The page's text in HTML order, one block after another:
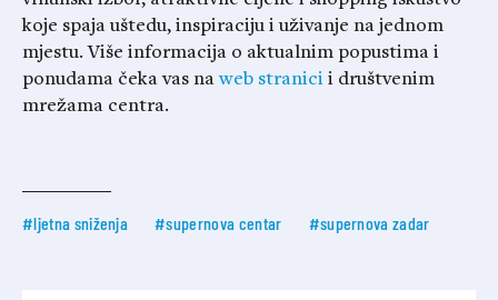
koje spaja uštedu, inspiraciju i uživanje na jednom
mjestu. Više informacija o aktualnim popustima i
ponudama čeka vas naweb stranici i društvenim
mrežama centra.
#ljetna sniženja #supernova centar #supernova zadar